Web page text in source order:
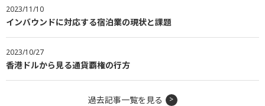
2023/11/10
インバウンドに対応する宿泊業の現状と課題
2023/10/27
香港ドルから見る通貨覇権の行方
過去記事一覧を見る